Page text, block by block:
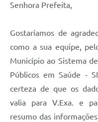
Senhora Prefeita,
Gostaríamos de
como a sua equipe,
Município ao Sistema
Públicos em Saúde -
certeza de que os
valia para V.Exa. e
resumo das